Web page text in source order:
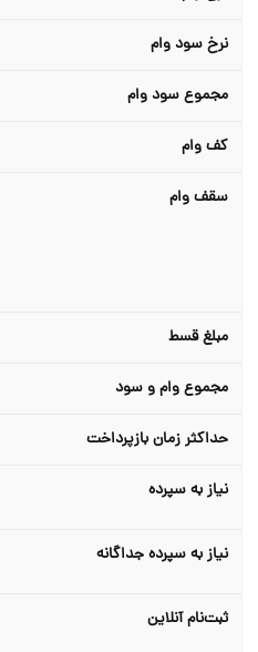
نرخ سود وام
مجموع سود وام
کف وام
سقف وام
مبلغ قسط
مجموع وام و سود
حداکثر زمان بازپرداخت
نیاز به سپرده
نیاز به سپرده جداگانه
ثبت‌نام آنلاین